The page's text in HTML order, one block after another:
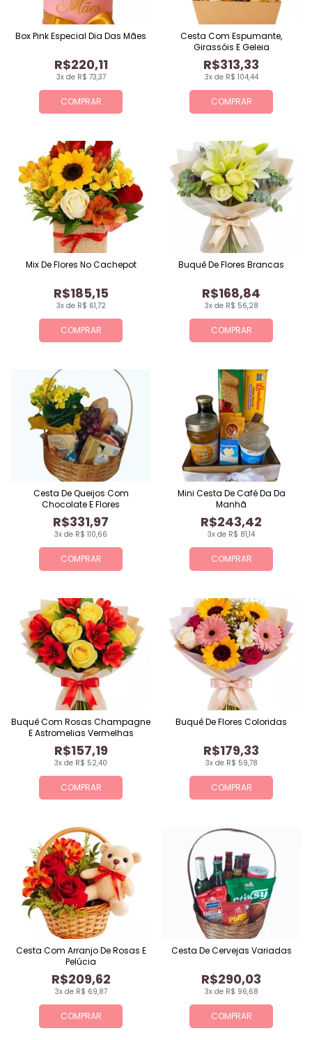
COMPRAR
3x de R$ 73,37
R$220,11
Box Pink Especial Dia Das Mães
COMPRAR
3x de R$ 104,44
R$313,33
Cesta Com Espumante,
Girassóis E Geleia
COMPRAR
3x de R$ 61,72
R$185,15
Mix De Flores No Cachepot
COMPRAR
3x de R$ 56,28
R$168,84
Buquê De Flores Brancas
COMPRAR
3x de R$ 110,66
R$331,97
Cesta De Queijos Com
Chocolate E Flores
COMPRAR
3x de R$ 81,14
R$243,42
Mini Cesta De Café Da Da
Manhã
COMPRAR
3x de R$ 52,40
R$157,19
Buquê Com Rosas Champagne
E Astromelias Vermelhas
COMPRAR
3x de R$ 59,78
R$179,33
Buquê De Flores Coloridas
COMPRAR
3x de R$ 69,87
R$209,62
Cesta Com Arranjo De Rosas E
Pelúcia
COMPRAR
3x de R$ 96,68
R$290,03
Cesta De Cervejas Variadas